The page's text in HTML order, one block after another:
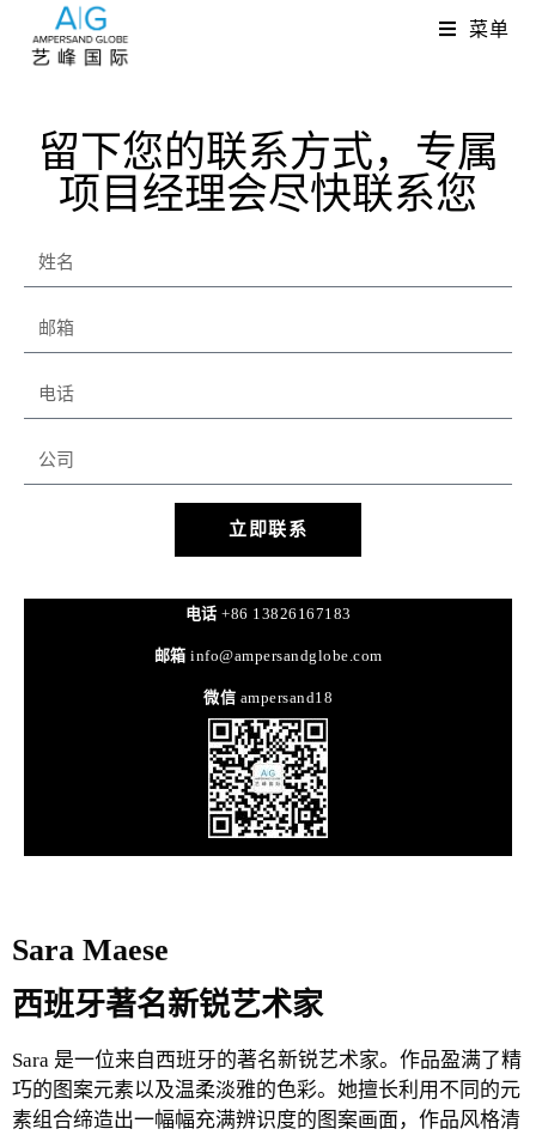
菜单
留下您的联系方式，专属
项目经理会尽快联系您
立即联系
电话 +86 13826167183
邮箱 info@ampersandglobe.com
微信 ampersand18
Sara Maese
西班牙著名新锐艺术家
Sara 是一位来自西班牙的著名新锐艺术家。作品盈满了精
巧的图案元素以及温柔淡雅的色彩。她擅长利用不同的元
素组合缔造出一幅幅充满辨识度的图案画面，作品风格清